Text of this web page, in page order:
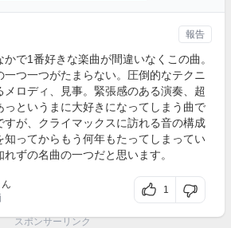
で1番好きな楽曲が間違いなくこの曲。
一つ一つがたまらない。圧倒的なテクニ
メロディ、見事。緊張感のある演奏、超
っというまに大好きになってしまう曲で
すが、クライマックスに訪れる音の構成
知ってからもう何年もたってしまってい
ずの名曲の一つだと思います。
1
報告
スポンサーリンク